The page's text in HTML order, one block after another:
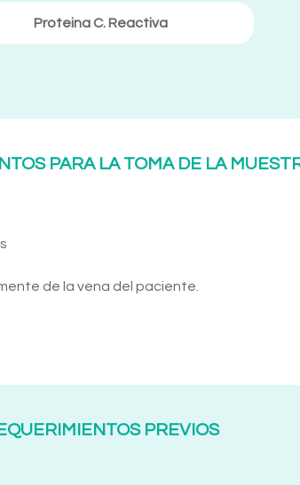
Proteina C. Reactiva
PARA LA TOMA DE LA
de la vena del paciente.
PREVIOS